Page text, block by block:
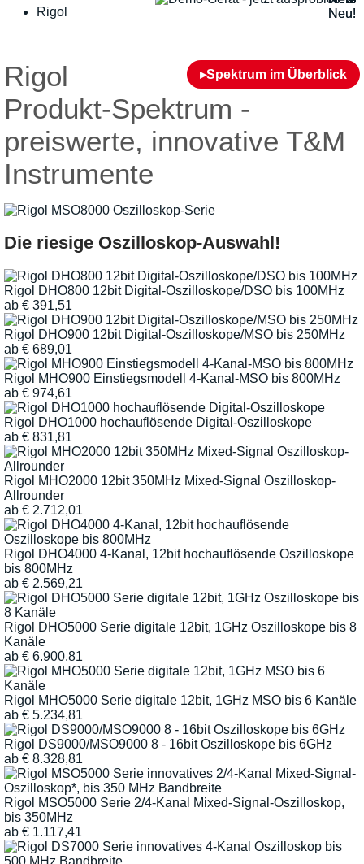
Rigol
▸Spektrum im Überblick
Rigol
Produkt-Spektrum -
preiswerte, innovative T&M
Instrumente
Die riesige Oszilloskop-Auswahl!
Rigol DHO800 12bit Digital-Oszilloskope/DSO bis 100MHz
ab € 391,51
Rigol DHO900 12bit Digital-Oszilloskope/MSO bis 250MHz
ab € 689,01
Rigol MHO900 Einstiegsmodell 4-Kanal-MSO bis 800MHz
ab € 974,61
Rigol DHO1000 hochauflösende Digital-Oszilloskope
ab € 831,81
Rigol MHO2000 12bit 350MHz Mixed-Signal Oszilloskop-
Allrounder
ab € 2.712,01
Rigol DHO4000 4-Kanal, 12bit hochauflösende Oszilloskope
bis 800MHz
ab € 2.569,21
Rigol DHO5000 Serie digitale 12bit, 1GHz Oszilloskope bis 8
Kanäle
ab € 6.900,81
Rigol MHO5000 Serie digitale 12bit, 1GHz MSO bis 6 Kanäle
ab € 5.234,81
Rigol DS9000/MSO9000 8 - 16bit Oszilloskope bis 6GHz
ab € 8.328,81
Rigol MSO5000 Serie 2/4-Kanal Mixed-Signal-Oszilloskop,
bis 350MHz
ab € 1.117,41
Neu!
Neu!